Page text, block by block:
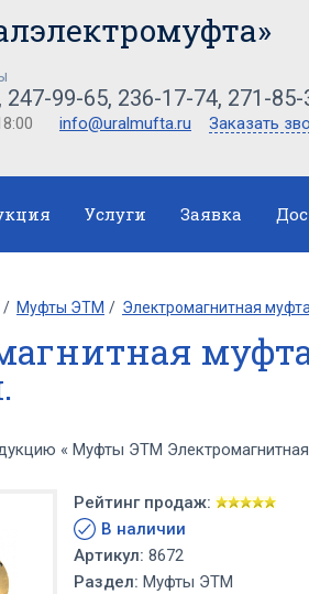
247-99-65, 236-17-74, 271-85-
info@uralmufta.ru Заказать
Услуги Заявка
Муфты ЭТМ Электромагнитная
« Муфты ЭТМ
Рейтинг продаж:
В наличии
Артикул: 8672
Раздел: Муфты ЭТМ